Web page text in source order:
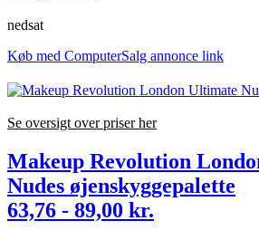
nedsat
Køb med ComputerSalg annonce link
Se oversigt over priser her
Makeup Revolution
Nudes øjenskyggepalette
63,76 - 89,00 kr.